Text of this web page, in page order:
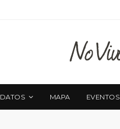
DATOS MAPA EVENTOS